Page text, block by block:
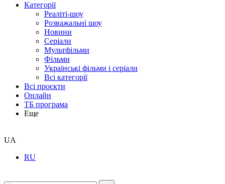
Категорії
Реаліті-шоу
Розважальні шоу
Новини
Серіали
Мультфільми
Фільми
Українські фільми і серіали
Всі категорії
Всі проєкти
Онлайн
ТБ програма
Еще
UA
RU